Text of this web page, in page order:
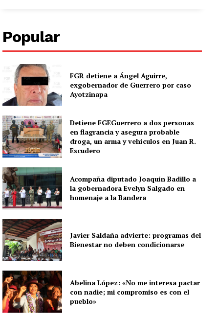
Popular
FGR detiene a Ángel Aguirre,
exgobernador de Guerrero por caso
Ayotzinapa
Detiene FGEGuerrero a dos personas
en flagrancia y asegura probable
droga, un arma y vehículos en Juan R.
Escudero
Acompaña diputado Joaquín Badillo a
la gobernadora Evelyn Salgado en
homenaje a la Bandera
Javier Saldaña advierte: programas del
Bienestar no deben condicionarse
Abelina López: «No me interesa pactar
con nadie; mi compromiso es con el
pueblo»